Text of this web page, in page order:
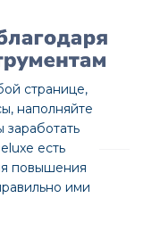
странице,
наполняйте
есть
повышения
ими